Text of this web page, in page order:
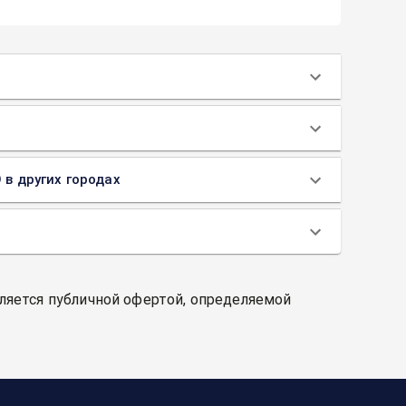
других городах
публичной офертой, определяемой